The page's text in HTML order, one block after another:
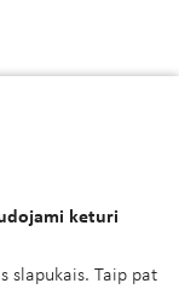
keturi
slapukais. Taip pat